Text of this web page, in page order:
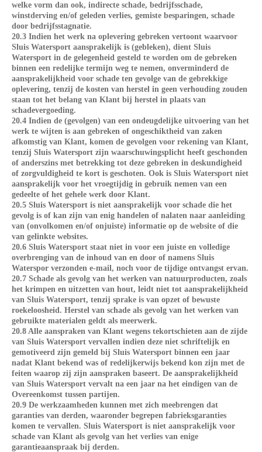
welke vorm dan ook, indirecte schade, bedrijfsschade,
winstderving en/of geleden verlies, gemiste besparingen, schade
door bedrijfsstagnatie.
20.3 Indien het werk na oplevering gebreken vertoont waarvoor
Sluis Watersport aansprakelijk is (gebleken), dient Sluis
Watersport in de gelegenheid gesteld te worden om de gebreken
binnen een redelijke termijn weg te nemen, onverminderd de
aansprakelijkheid voor schade ten gevolge van de gebrekkige
oplevering, tenzij de kosten van herstel in geen verhouding zouden
staan tot het belang van Klant bij herstel in plaats van
schadevergoeding.
20.4 Indien de (gevolgen) van een ondeugdelijke uitvoering van het
werk te wijten is aan gebreken of ongeschiktheid van zaken
afkomstig van Klant, komen de gevolgen voor rekening van Klant,
tenzij Sluis Watersport zijn waarschuwingsplicht heeft geschonden
of anderszins met betrekking tot deze gebreken in deskundigheid
of zorgvuldigheid te kort is geschoten. Ook is Sluis Watersport niet
aansprakelijk voor het vroegtijdig in gebruik nemen van een
gedeelte of het gehele werk door Klant.
20.5 Sluis Watersport is niet aansprakelijk voor schade die het
gevolg is of kan zijn van enig handelen of nalaten naar aanleiding
van (onvolkomen en/of onjuiste) informatie op de website of die
van gelinkte websites.
20.6 Sluis Watersport staat niet in voor een juiste en volledige
overbrenging van de inhoud van en door of namens Sluis
Waterspor verzonden e-mail, noch voor de tijdige ontvangst ervan.
20.7 Schade als gevolg van het werken van natuurproducten, zoals
het krimpen en uitzetten van hout, leidt niet tot aansprakelijkheid
van Sluis Watersport, tenzij sprake is van opzet of bewuste
roekeloosheid. Herstel van schade als gevolg van het werken van
gebruikte materialen geldt als meerwerk.
20.8 Alle aanspraken van Klant wegens tekortschieten aan de zijde
van Sluis Watersport vervallen indien deze niet schriftelijk en
gemotiveerd zijn gemeld bij Sluis Watersport binnen een jaar
nadat Klant bekend was of redelijkerwijs bekend kon zijn met de
feiten waarop zij zijn aanspraken baseert. De aansprakelijkheid
van Sluis Watersport vervalt na een jaar na het eindigen van de
Overeenkomst tussen partijen.
20.9 De werkzaamheden kunnen met zich meebrengen dat
garanties van derden, waaronder begrepen fabrieksgaranties
komen te vervallen. Sluis Watersport is niet aansprakelijk voor
schade van Klant als gevolg van het verlies van enige
garantieaanspraak bij derden.